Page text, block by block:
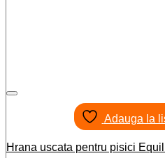
Adauga la
Hrana uscata pentru pisici